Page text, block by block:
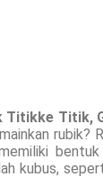
Titikke Titik,
rubik?
kubus,